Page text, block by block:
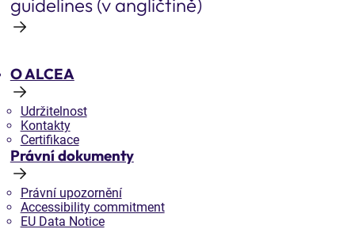
guidelines (v angličtině)
O ALCEA
Udržitelnost
Kontakty
Certifikace
Právní dokumenty
Právní upozornění
Accessibility commitment
EU Data Notice